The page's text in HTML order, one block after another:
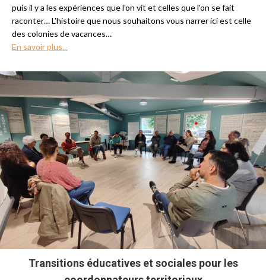
puis il y a les expériences que l'on vit et celles que l'on se fait
raconter… L'histoire que nous souhaitons vous narrer ici est celle
des colonies de vacances…
En savoir plus...
Transitions éducatives et sociales pour les